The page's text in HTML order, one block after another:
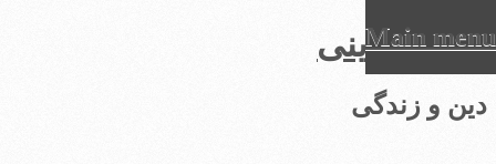
عرفان دینی
دین و زندگی
Main menu
to
content